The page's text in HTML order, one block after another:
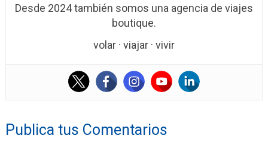
Desde 2024 también somos una agencia de viajes
boutique.
volar · viajar · vivir
Publica tus Comentarios